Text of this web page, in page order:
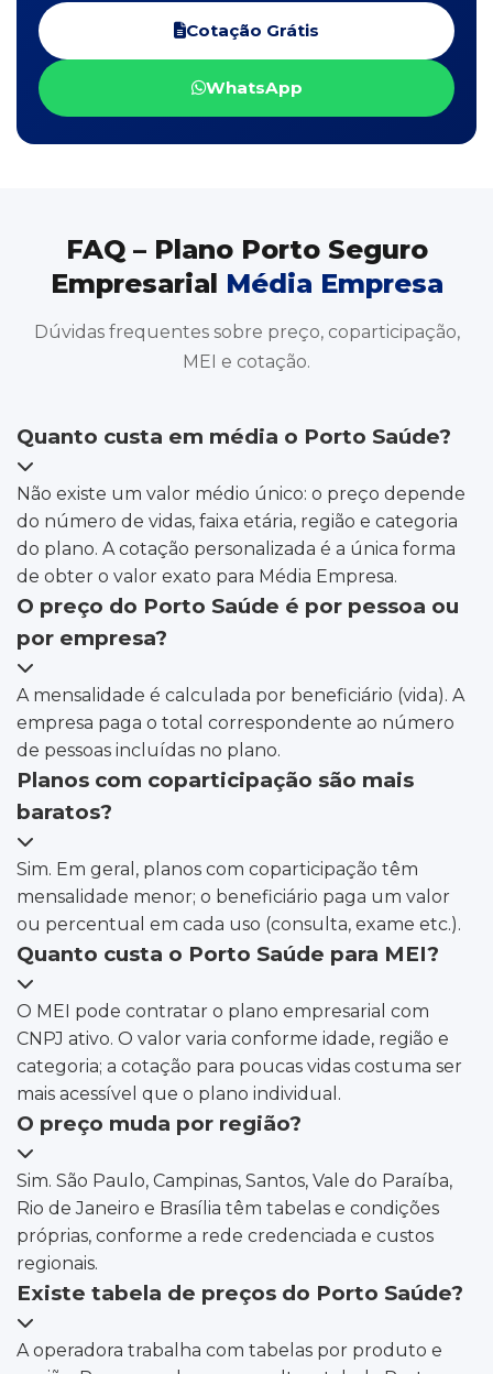
Cotação Grátis
WhatsApp
FAQ – Plano Porto Seguro
Empresarial Média Empresa
Dúvidas frequentes sobre preço, coparticipação,
MEI e cotação.
Quanto custa em média o Porto Saúde?
Não existe um valor médio único: o preço depende
do número de vidas, faixa etária, região e categoria
do plano. A cotação personalizada é a única forma
de obter o valor exato para Média Empresa.
O preço do Porto Saúde é por pessoa ou
por empresa?
A mensalidade é calculada por beneficiário (vida). A
empresa paga o total correspondente ao número
de pessoas incluídas no plano.
Planos com coparticipação são mais
baratos?
Sim. Em geral, planos com coparticipação têm
mensalidade menor; o beneficiário paga um valor
ou percentual em cada uso (consulta, exame etc.).
Quanto custa o Porto Saúde para MEI?
O MEI pode contratar o plano empresarial com
CNPJ ativo. O valor varia conforme idade, região e
categoria; a cotação para poucas vidas costuma ser
mais acessível que o plano individual.
O preço muda por região?
Sim. São Paulo, Campinas, Santos, Vale do Paraíba,
Rio de Janeiro e Brasília têm tabelas e condições
próprias, conforme a rede credenciada e custos
regionais.
Existe tabela de preços do Porto Saúde?
A operadora trabalha com tabelas por produto e